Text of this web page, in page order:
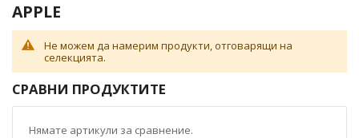
APPLE
Не можем да намерим продукти, отговарящи на
селекцията.
СРАВНИ ПРОДУКТИТЕ
Нямате артикули за сравнение.